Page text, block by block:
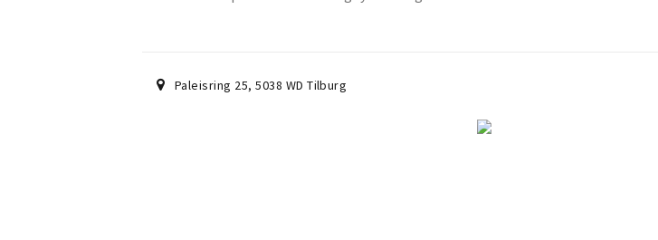
Paleisring 25,5038 WD Tilburg